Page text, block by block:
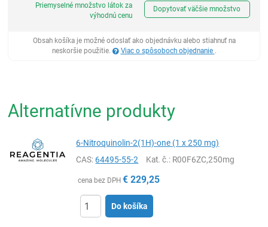
Priemyselné množstvo látok za
výhodnú cenu
Dopytovať väčšie množstvo
Obsah košíka je možné odoslať ako objednávku alebo stiahnuť na
neskoršie použitie.
Viac o spôsoboch objednanie .
Alternatívne produkty
6-Nitroquinolin-2(1H)-one (1 x 250 mg)
CAS:64495-55-2 Kat. č.: R00F6ZC,250mg
cena bez DPH € 229,25
Do košíka